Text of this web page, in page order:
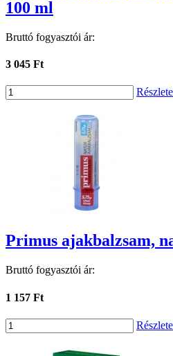
100 ml
Bruttó fogyasztói ár:
3 045 Ft
Primus ajakbalzsam,
Bruttó fogyasztói ár:
1 157 Ft